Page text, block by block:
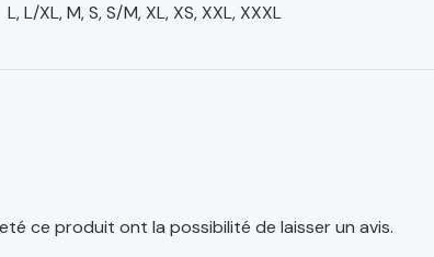
L, L/XL, M, S, S/M, XL, XS, XXL, XXXL
ce produit ont la possibilité de laisser un avis.